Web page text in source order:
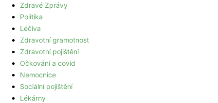
Zdravé Zprávy
Politika
Léčiva
Zdravotní gramotnost
Zdravotní pojištění
Očkování a covid
Nemocnice
Sociální pojištění
Lékárny